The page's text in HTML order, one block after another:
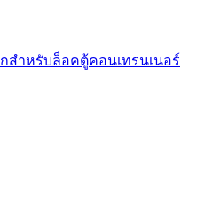
กสำหรับล็อคตู้คอนเทรนเนอร์